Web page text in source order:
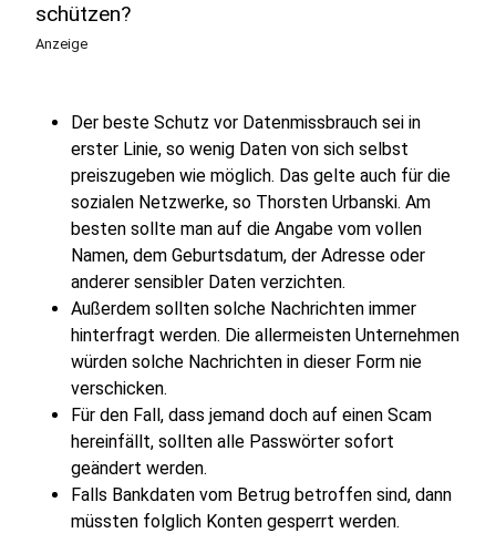
schützen?
Anzeige
Der beste Schutz vor Datenmissbrauch sei in
erster Linie, so wenig Daten von sich selbst
preiszugeben wie möglich. Das gelte auch für die
sozialen Netzwerke, so Thorsten Urbanski. Am
besten sollte man auf die Angabe vom vollen
Namen, dem Geburtsdatum, der Adresse oder
anderer sensibler Daten verzichten.
Außerdem sollten solche Nachrichten immer
hinterfragt werden. Die allermeisten Unternehmen
würden solche Nachrichten in dieser Form nie
verschicken.
Für den Fall, dass jemand doch auf einen Scam
hereinfällt, sollten alle Passwörter sofort
geändert werden.
Falls Bankdaten vom Betrug betroffen sind, dann
müssten folglich Konten gesperrt werden.